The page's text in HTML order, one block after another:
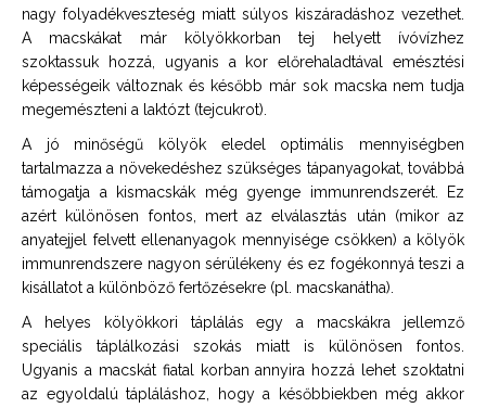
nagy folyadékveszteség miatt súlyos kiszáradáshoz vezethet.
A macskákat már kölyökkorban tej helyett ívóvízhez
szoktassuk hozzá, ugyanis a kor előrehaladtával emésztési
képességeik változnak és később már sok macska nem tudja
megemészteni a laktózt (tejcukrot).
A jó minőségű kölyök eledel optimális mennyiségben
tartalmazza a növekedéshez szükséges tápanyagokat, továbbá
támogatja a kismacskák még gyenge immunrendszerét. Ez
azért különösen fontos, mert az elválasztás után (mikor az
anyatejjel felvett ellenanyagok mennyisége csökken) a kölyök
immunrendszere nagyon sérülékeny és ez fogékonnyá teszi a
kisállatot a különböző fertőzésekre (pl. macskanátha).
A helyes kölyökkori táplálás egy a macskákra jellemző
speciális táplálkozási szokás miatt is különösen fontos.
Ugyanis a macskát fiatal korban annyira hozzá lehet szoktatni
az egyoldalú tápláláshoz, hogy a későbbiekben még akkor